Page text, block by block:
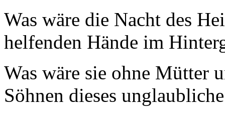
Was wäre die Nacht des
helfenden Hände im
Was wäre sie ohne Mütter
Söhnen dieses